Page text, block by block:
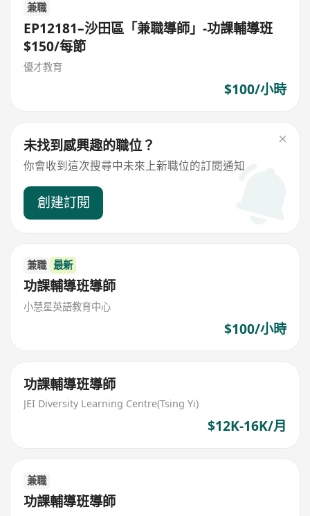
兼職
EP12181–沙田區「兼職導師」-功課輔導班
$150/每節
優才教育
$100/小時
未找到感興趣的職位？
你會收到這次搜尋中未來上新職位的訂閱通知
創建訂閱
兼職 最新
功課輔導班導師
小慧星英語教育中心
$100/小時
功課輔導班導師
JEI Diversity Learning Centre(Tsing Yi)
$12K-16K/月
兼職
功課輔導班導師